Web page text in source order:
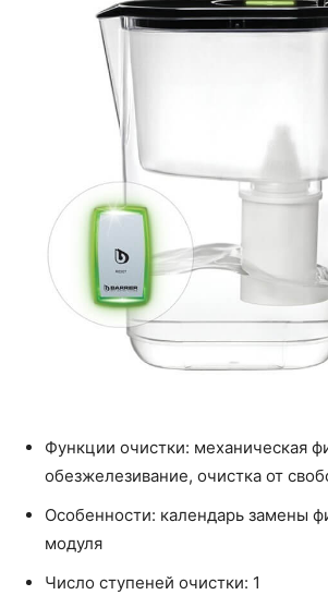
Функции очистки: механическая
обезжелезивание, очистка от
Особенности: календарь замены
модуля
Число ступеней очистки: 1